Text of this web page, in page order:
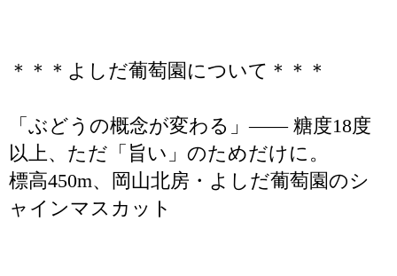
＊＊＊よしだ葡萄園について＊＊＊
「ぶどうの概念が変わる」―― 糖度18度
以上、ただ「旨い」のためだけに。
標高450m、岡山北房・よしだ葡萄園のシ
ャインマスカット